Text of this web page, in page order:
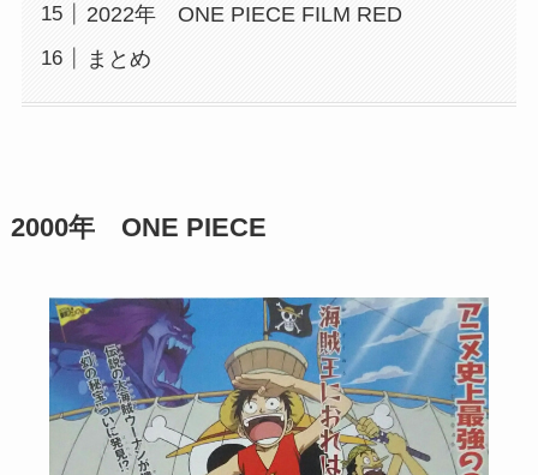
2022年 ONE PIECE FILM RED
まとめ
2000年 ONE PIECE